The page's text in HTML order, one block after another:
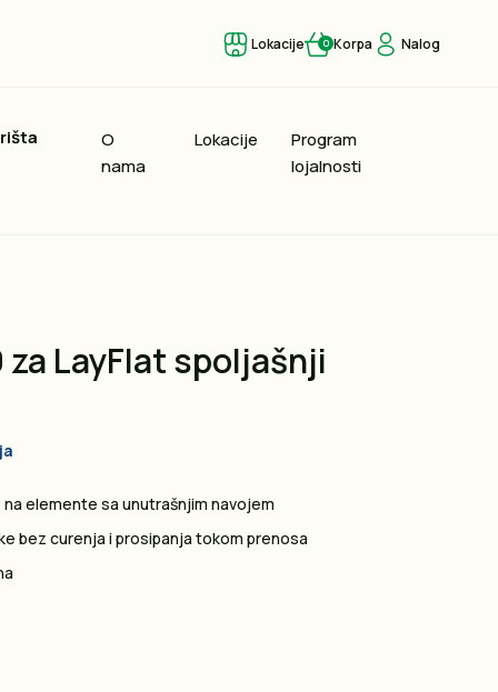
Lokacije 0 Korpa Nalog
O
nama
Lokacije
Program
lojalnosti
LayFlat spoljašnji
elemente sa unutrašnjim navojem
bez curenja i prosipanja tokom prenosa